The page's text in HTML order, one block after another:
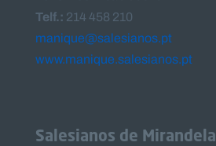
Telf.: 214 458 210
manique@salesianos.pt
www.manique.salesianos.pt
Salesianos de Mirandela